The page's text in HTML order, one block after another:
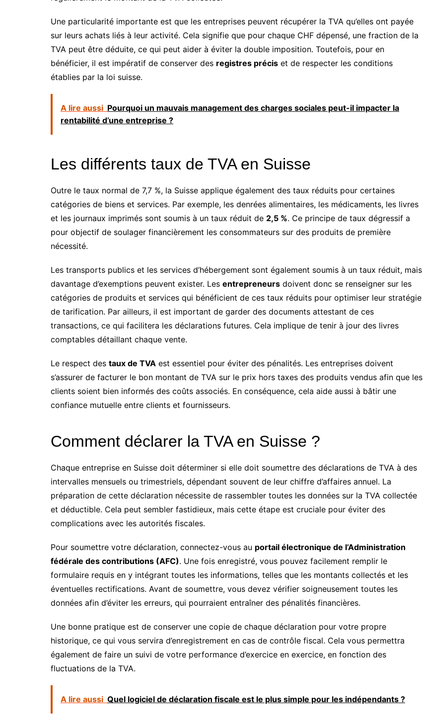
Une particularité importante est que les entreprises peuvent récupérer la TVA qu’elles ont payée
sur leurs achats liés à leur activité. Cela signifie que pour chaque CHF dépensé, une fraction de la
TVA peut être déduite, ce qui peut aider à éviter la double imposition. Toutefois, pour en
bénéficier, il est impératif de conserver des registres précis et de respecter les conditions
établies par la loi suisse.
A lire aussi Pourquoi un mauvais management des charges sociales peut-il impacter la
rentabilité d’une entreprise ?
Les différents taux de TVA en Suisse
Outre le taux normal de 7,7 %, la Suisse applique également des taux réduits pour certaines
catégories de biens et services. Par exemple, les denrées alimentaires, les médicaments, les livres
et les journaux imprimés sont soumis à un taux réduit de 2,5 %. Ce principe de taux dégressif a
pour objectif de soulager financièrement les consommateurs sur des produits de première
nécessité.
Les transports publics et les services d’hébergement sont également soumis à un taux réduit, mais
davantage d’exemptions peuvent exister. Les entrepreneurs doivent donc se renseigner sur les
catégories de produits et services qui bénéficient de ces taux réduits pour optimiser leur stratégie
de tarification. Par ailleurs, il est important de garder des documents attestant de ces
transactions, ce qui facilitera les déclarations futures. Cela implique de tenir à jour des livres
comptables détaillant chaque vente.
Le respect des taux de TVA est essentiel pour éviter des pénalités. Les entreprises doivent
s’assurer de facturer le bon montant de TVA sur le prix hors taxes des produits vendus afin que les
clients soient bien informés des coûts associés. En conséquence, cela aide aussi à bâtir une
confiance mutuelle entre clients et fournisseurs.
Comment déclarer la TVA en Suisse ?
Chaque entreprise en Suisse doit déterminer si elle doit soumettre des déclarations de TVA à des
intervalles mensuels ou trimestriels, dépendant souvent de leur chiffre d’affaires annuel. La
préparation de cette déclaration nécessite de rassembler toutes les données sur la TVA collectée
et déductible. Cela peut sembler fastidieux, mais cette étape est cruciale pour éviter des
complications avec les autorités fiscales.
Pour soumettre votre déclaration, connectez-vous au portail électronique de l’Administration
fédérale des contributions (AFC). Une fois enregistré, vous pouvez facilement remplir le
formulaire requis en y intégrant toutes les informations, telles que les montants collectés et les
éventuelles rectifications. Avant de soumettre, vous devez vérifier soigneusement toutes les
données afin d’éviter les erreurs, qui pourraient entraîner des pénalités financières.
Une bonne pratique est de conserver une copie de chaque déclaration pour votre propre
historique, ce qui vous servira d’enregistrement en cas de contrôle fiscal. Cela vous permettra
également de faire un suivi de votre performance d’exercice en exercice, en fonction des
fluctuations de la TVA.
A lire aussi Quel logiciel de déclaration fiscale est le plus simple pour les indépendants ?